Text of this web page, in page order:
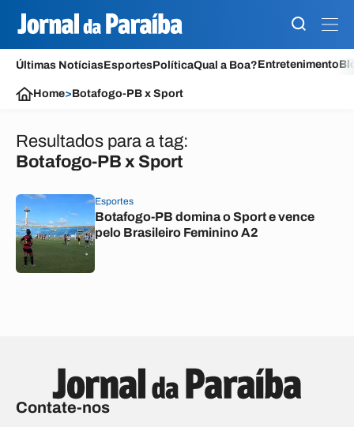
Últimas NotíciasEsportesPolíticaQual a Boa?Entretenimento
Home>Botafogo-PB x Sport
Resultados para a tag:
Botafogo-PB x Sport
Esportes
Botafogo-PB domina o Sport e vence
pelo Brasileiro Feminino A2
Contate-nos